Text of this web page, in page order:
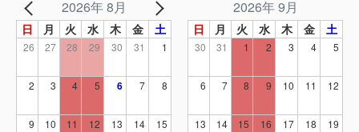
2026年 8月
日 月 火 水 木 金 土
26 27 28 29 30 31 1
2 3 4 5 6 7 8
9 10 11 12 13 14 15
2026年 9月
日 月 火 水 木 金 土
30 31 1 2 3 4 5
6 7 8 9 10 11 12
13 14 15 16 17 18 19